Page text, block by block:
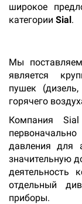
широкое
категории Sial.
Мы
является
пушек (дизель,
горячего
Компания
давления для
значительную
деятельность
отдельный
приборы.